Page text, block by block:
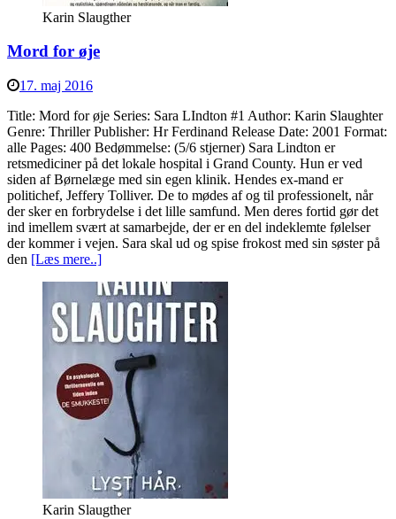
Karin Slaugther
Mord for øje
17. maj 2016
Title: Mord for øje Series: Sara LIndton #1 Author: Karin Slaughter
Genre: Thriller Publisher: Hr Ferdinand Release Date: 2001 Format:
alle Pages: 400 Bedømmelse: (5/6 stjerner) Sara Lindton er
retsmediciner på det lokale hospital i Grand County. Hun er ved
siden af Børnelæge med sin egen klinik. Hendes ex-mand er
politichef, Jeffery Tolliver. De to mødes af og til professionelt, når
der sker en forbrydelse i det lille samfund. Men deres fortid gør det
ind imellem svært at samarbejde, der er en del indeklemte følelser
der kommer i vejen. Sara skal ud og spise frokost med sin søster på
den [Læs mere..]
Karin Slaugther